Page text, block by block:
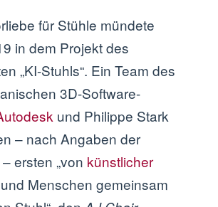
für Stühle mündete
in dem Projekt des
„KI-Stuhls“. Ein Team des
3D-Software-
und Philippe Stark
– nach Angaben der
ersten „von künstlicher
und Menschen gemeinsam